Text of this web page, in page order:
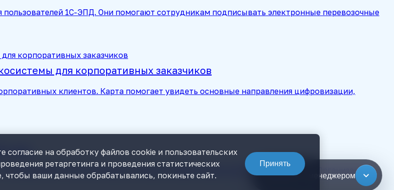
1С-ЭПД. Они помогают сотрудникам подписывать электронные перевозочные
для корпоративных заказчиков
клиентов. Карта помогает увидеть основные направления цифровизации,
года
1 января 2027 года поддержка типовых конфигураций для РФ прекращается. Организациям
на обработку файлов cookie и пользовательских
ретаргетинга и проведения статистических
чтобы ваши данные обрабатывались, покиньте сайт.
Принять
Связаться с менеджером